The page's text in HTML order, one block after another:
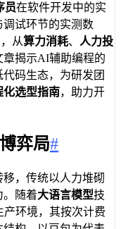
员在软件开发中的实
试环节的实测数
从算力消耗、 人力投
章揭示AI辅助编程的
码生态，为研发团
化选型指南，助力开
弈局#
，传统以人力堆砌
。随着大语言模型技
环境，其按次计费